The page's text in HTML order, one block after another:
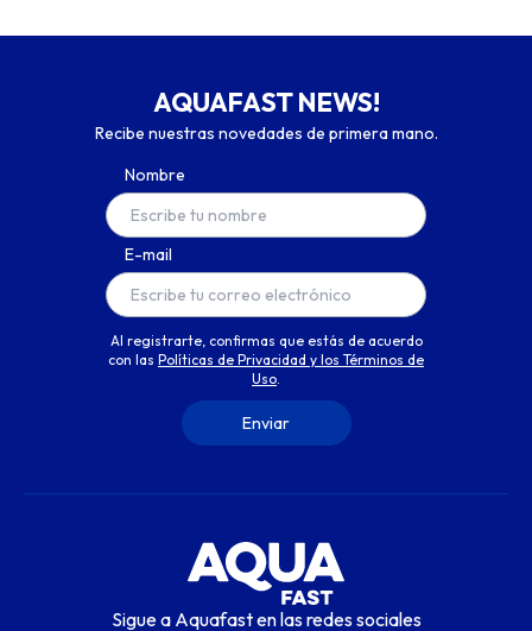
AQUAFAST NEWS!
Recibe nuestras novedades de primera mano.
Nombre
E-mail
Al registrarte, confirmas que estás de acuerdo
con las Políticas de Privacidad y los Términos de
Uso.
Sigue a Aquafast en las redes sociales